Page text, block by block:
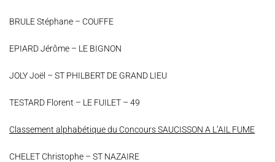
BRULE Stéphane – COUFFE
EPIARD Jérôme – LE BIGNON
JOLY Joël – ST PHILBERT DE GRAND LIEU
TESTARD Florent – LE FUILET – 49
Classement alphabétique du Concours SAUCISSON A L’AIL FUME
CHELET Christophe – ST NAZAIRE